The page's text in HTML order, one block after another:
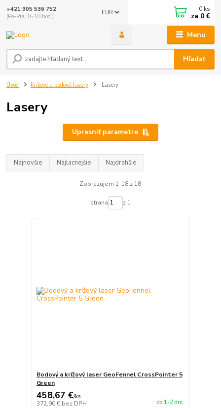
Menu
EUR
Hľadať
+421 905 536 752
(Po-Pia, 8-18 hod.)
0 ks
za 0 €
Úvod Krížové a bodové lasery Lasery
Lasery
Upresniť parametre
Najnovšie Najlacnejšie Najdrahšie
Zobrazujem 1-18 z 18
strana z 1
Bodový a krížový laser GeoFennel CrossPointer 5
Green
458,67 €/ks
372,90 € bez DPH do 1-2 dní